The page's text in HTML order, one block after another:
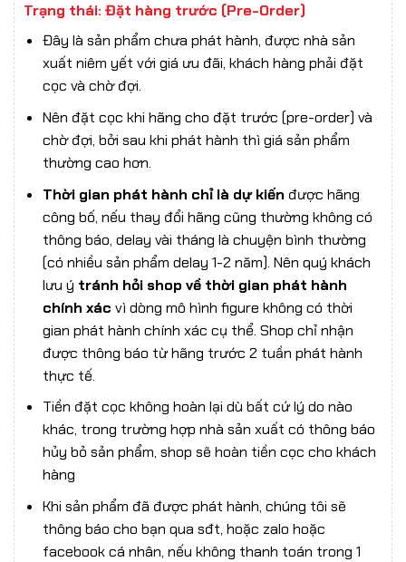
Trạng thái: Đặt hàng trước (Pre-Order)
Đây là sản phẩm chưa phát hành, được nhà sản
xuất niêm yết với giá ưu đãi, khách hàng phải đặt
cọc và chờ đợi.
Nên đặt cọc khi hãng cho đặt trước (pre-order) và
chờ đợi, bởi sau khi phát hành thì giá sản phẩm
thường cao hơn.
Thời gian phát hành chỉ là dự kiến được hãng
công bố, nếu thay đổi hãng cũng thường không có
thông báo, delay vài tháng là chuyện bình thường
(có nhiều sản phẩm delay 1-2 năm). Nên quý khách
lưu ý tránh hỏi shop về thời gian phát hành
chính xác vì dòng mô hình figure không có thời
gian phát hành chính xác cụ thể. Shop chỉ nhận
được thông báo từ hãng trước 2 tuần phát hành
thực tế.
Tiền đặt cọc không hoàn lại dù bất cứ lý do nào
khác, trong trường hợp nhà sản xuất có thông báo
hủy bỏ sản phẩm, shop sẽ hoàn tiền cọc cho khách
hàng
Khi sản phẩm đã được phát hành, chúng tôi sẽ
thông báo cho bạn qua sđt, hoặc zalo hoặc
facebook cá nhân, nếu không thanh toán trong 1